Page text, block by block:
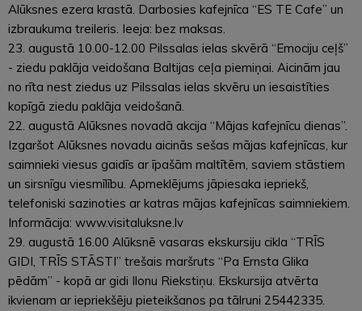
Alūksnes ezera krastā. Darbosies kafejnīca “ES TE Cafe” un
izbraukuma treileris. Ieeja: bez maksas.
23. augustā 10.00-12.00 Pilssalas ielas skvērā “Emociju ceļš”
- ziedu paklāja veidošana Baltijas ceļa piemiņai. Aicinām jau
no rīta nest ziedus uz Pilssalas ielas skvēru un iesaistīties
kopīgā ziedu paklāja veidošanā.
22. augustā Alūksnes novadā akcija “Mājas kafejnīcu dienas”.
Izgaršot Alūksnes novadu aicinās sešas mājas kafejnīcas, kur
saimnieki viesus gaidīs ar īpašām maltītēm, saviem stāstiem
un sirsnīgu viesmīlību. Apmeklējums jāpiesaka iepriekš,
telefoniski sazinoties ar katras mājas kafejnīcas saimniekiem.
Informācija: www.visitaluksne.lv
29. augustā 16.00 Alūksnē vasaras ekskursiju cikla “TRĪS
GIDI, TRĪS STĀSTI” trešais maršruts “Pa Ernsta Glika
pēdām” - kopā ar gidi Ilonu Riekstiņu. Ekskursija atvērta
ikvienam ar iepriekšēju pieteikšanos pa tālruni 25442335.